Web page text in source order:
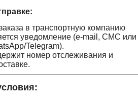
в транспортную компанию
уведомление (e-mail, СМС или
Telegram).
номер отслеживания и